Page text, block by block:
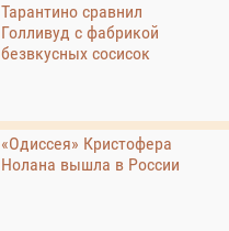
Тарантино сравнил
Голливуд с фабрикой
безвкусных сосисок
«Одиссея» Кристофера
Нолана вышла в России